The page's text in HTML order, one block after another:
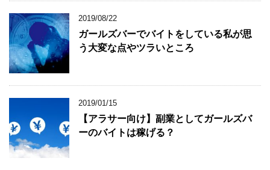
2019/08/22
ガールズバーでバイトをしている私が思
う大変な点やツラいところ
2019/01/15
【アラサー向け】副業としてガールズバ
ーのバイトは稼げる？